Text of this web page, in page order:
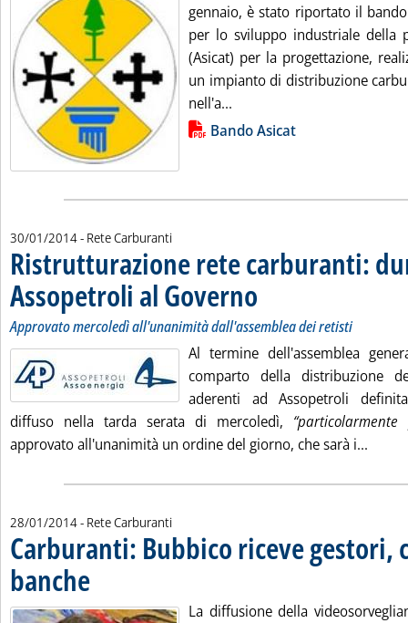
gennaio, è stato riportato il
per lo sviluppo industriale della
(Asicat) per la progettazione,
un impianto di distribuzione
nell'a...
Lista allegati PDF alla notizia
Bando Asicat
30/01/2014- Rete Carburanti
Ristrutturazione rete carburanti:
Assopetroli al Governo
Approvato mercoledì all'unanimità dall'assemblea dei retisti
Al termine dell'assemblea
comparto della distribuzione
aderenti ad Assopetroli
diffuso nella tarda serata di mercoledì, “particolarmente
approvato all'unanimità un ordine del giorno, che sarà i...
28/01/2014- Rete Carburanti
Carburanti: Bubbico riceve gestori,
banche
La diffusione della